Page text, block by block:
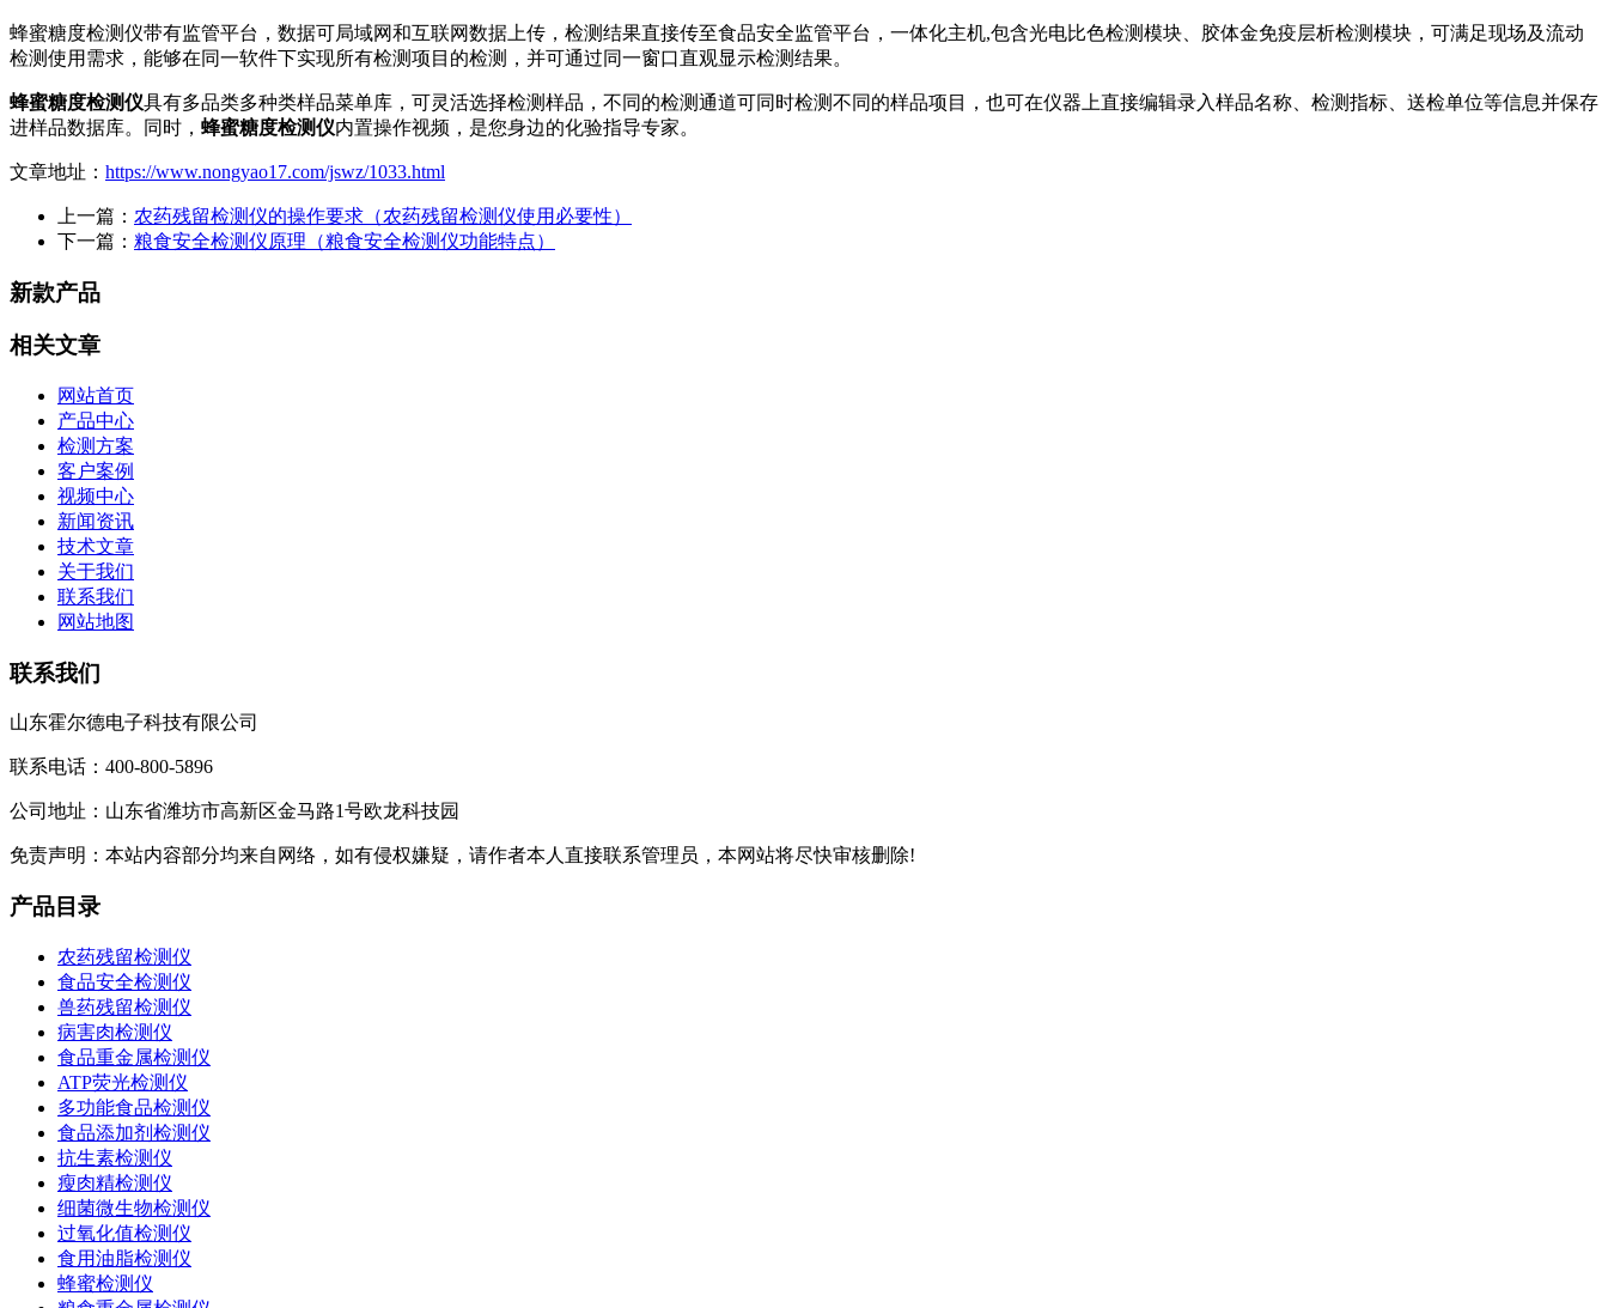
蜂蜜糖度检测仪带有监管平台，数据可局域网和互联网数据上传，检测结果直接传至食品安全监管平台，一体化主机,包含光电比色检测模块、胶体金免疫层析检测模块，可满足现场及流动
检测使用需求，能够在同一软件下实现所有检测项目的检测，并可通过同一窗口直观显示检测结果。
蜂蜜糖度检测仪具有多品类多种类样品菜单库，可灵活选择检测样品，不同的检测通道可同时检测不同的样品项目，也可在仪器上直接编辑录入样品名称、检测指标、送检单位等信息并保存
进样品数据库。同时， 蜂蜜糖度检测仪内置操作视频，是您身边的化验指导专家。
文章地址： https://www.nongyao17.com/jswz/1033.html
上一篇： 农药残留检测仪的操作要求（农药残留检测仪使用必要性）
下一篇： 粮食安全检测仪原理（粮食安全检测仪功能特点）
新款产品
相关文章
网站首页
产品中心
检测方案
客户案例
视频中心
新闻资讯
技术文章
关于我们
联系我们
网站地图
联系我们
山东霍尔德电子科技有限公司
联系电话：400-800-5896
公司地址：山东省潍坊市高新区金马路1号欧龙科技园
免责声明：本站内容部分均来自网络，如有侵权嫌疑，请作者本人直接联系管理员，本网站将尽快审核删除!
产品目录
农药残留检测仪
食品安全检测仪
兽药残留检测仪
病害肉检测仪
食品重金属检测仪
ATP荧光检测仪
多功能食品检测仪
食品添加剂检测仪
抗生素检测仪
瘦肉精检测仪
细菌微生物检测仪
过氧化值检测仪
食用油脂检测仪
蜂蜜检测仪